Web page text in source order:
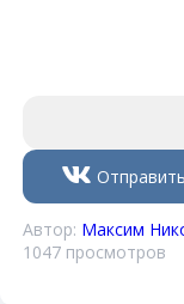
Автор: Максим
1047 просмотров